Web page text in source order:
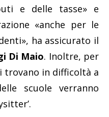
e delle tasse» e
«anche per le
ha assicurato il
Di Maio. Inoltre, per
trovano in difficoltà a
scuole verranno